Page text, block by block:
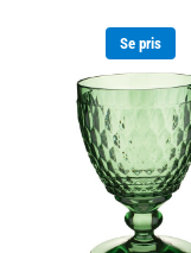
Se pris